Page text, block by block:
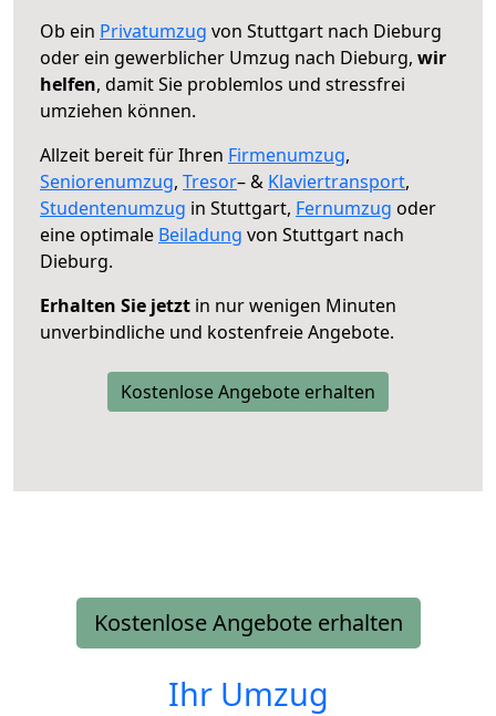
Ob ein Privatumzug von Stuttgart nach Dieburg
oder ein gewerblicher Umzug nach Dieburg, wir
helfen, damit Sie problemlos und stressfrei
umziehen können.
Allzeit bereit für Ihren Firmenumzug,
Seniorenumzug, Tresor– & Klaviertransport,
Studentenumzug in Stuttgart, Fernumzug oder
eine optimale Beiladung von Stuttgart nach
Dieburg.
Erhalten Sie jetzt in nur wenigen Minuten
unverbindliche und kostenfreie Angebote.
Kostenlose Angebote erhalten
Kostenlose Angebote erhalten
Ihr Umzug